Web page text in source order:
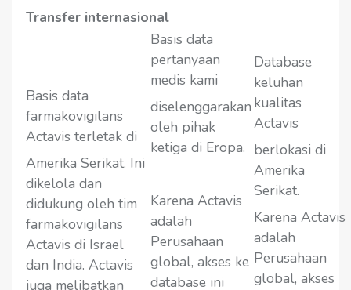
Transfer internasional
Basis data
farmakovigilans
Actavis terletak di
Amerika Serikat. Ini
dikelola dan
didukung oleh tim
farmakovigilans
Actavis di Israel
dan India. Actavis
juga melibatkan
Basis data
pertanyaan
medis kami
diselenggarakan
oleh pihak
ketiga di Eropa.
Karena Actavis
adalah
Perusahaan
global, akses ke
database ini
Database
keluhan
kualitas
Actavis
berlokasi di
Amerika
Serikat.
Karena Actavis
adalah
Perusahaan
global, akses